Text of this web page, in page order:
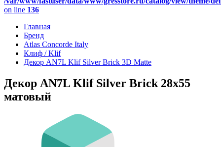
on line 136
Главная
Бренд
Atlas Concorde Italy
Клиф / Klif
Декор AN7L Klif Silver Brick 3D Matte
Декор AN7L Klif Silver Brick 28x55
матовый